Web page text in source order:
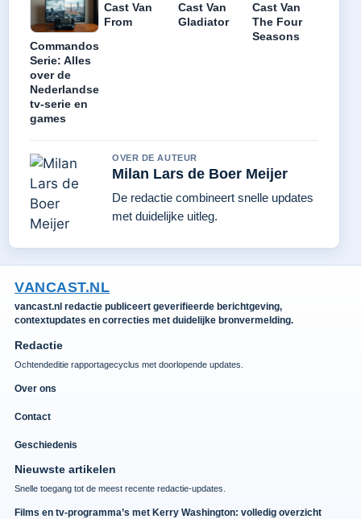
Commandos
Serie: Alles
over de
Nederlandse
tv-serie en
games
Cast Van
From
Cast Van
Gladiator
Cast Van
The Four
Seasons
OVER DE AUTEUR
Milan Lars de Boer Meijer
De redactie combineert snelle updates
met duidelijke uitleg.
VANCAST.NL
vancast.nl redactie publiceert geverifieerde berichtgeving,
contextupdates en correcties met duidelijke bronvermelding.
Redactie
Ochtendeditie rapportagecyclus met doorlopende updates.
Over ons
Contact
Geschiedenis
Nieuwste artikelen
Snelle toegang tot de meest recente redactie-updates.
Films en tv-programma’s met Kerry Washington: volledig overzicht